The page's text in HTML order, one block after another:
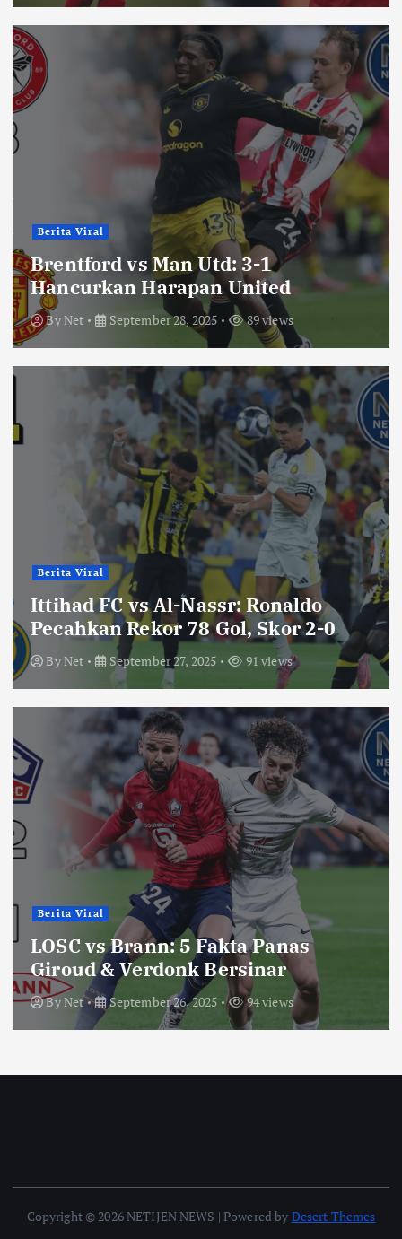
Berita Viral
Brentford vs Man Utd: 3-1
Hancurkan Harapan United
ByNet September 28, 2025 89 views
Berita Viral
Ittihad FC vs Al-Nassr: Ronaldo
Pecahkan Rekor 78 Gol, Skor 2-0
ByNet September 27, 2025 91 views
Berita Viral
LOSC vs Brann: 5 Fakta Panas
Giroud & Verdonk Bersinar
ByNet September 26, 2025 94 views
Copyright © 2026 NETIJEN NEWS | Powered by Desert Themes